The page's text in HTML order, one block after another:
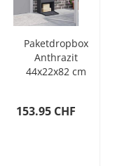
Paketdropbox
Anthrazit
44x22x82 cm
153.95 CHF